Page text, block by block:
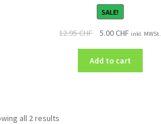
SALE!
12.95CHF 5.00CHF inkl. MWSt.
Add to cart
all 2 results